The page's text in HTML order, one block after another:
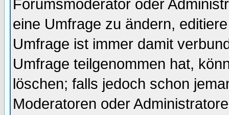
Forumsmoderator oder
eine Umfrage zu ändern,
Umfrage ist immer damit
Umfrage teilgenommen hat,
löschen; falls jedoch schon
Moderatoren oder